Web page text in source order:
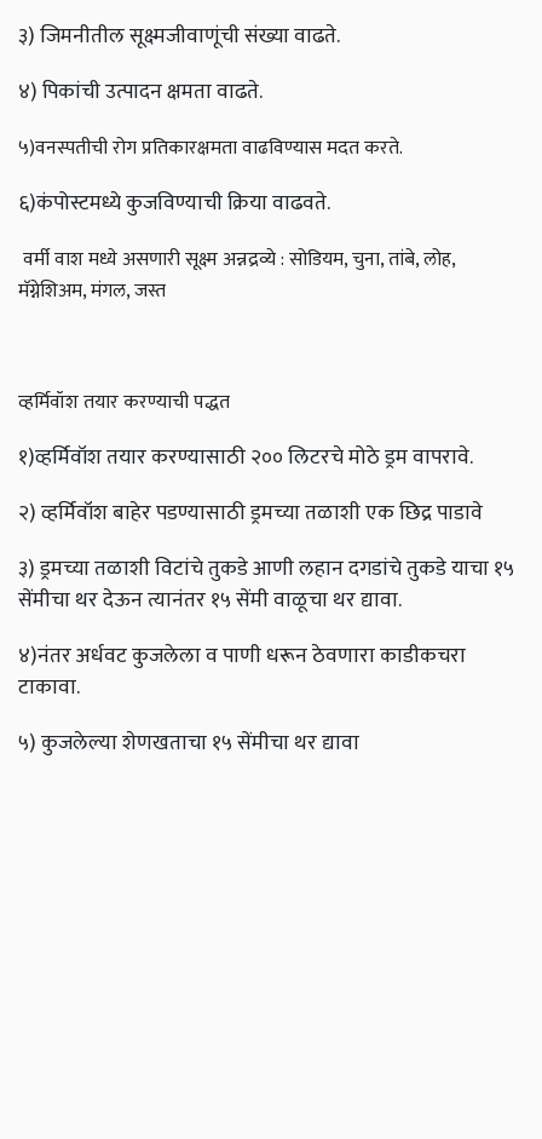
३) जिमनीतील सूक्ष्मजीवाणूंची संख्या वाढते.
४) पिकांची उत्पादन क्षमता वाढते.
५)वनस्पतीची रोग प्रतिकारक्षमता वाढविण्यास मदत करते.
६)कंपोस्टमध्ये कुजविण्याची क्रिया वाढवते.
वर्मी वाश मध्ये असणारी सूक्ष्म अन्नद्रव्ये : सोडियम, चुना, तांबे, लोह,
मॅग्नेशिअम, मंगल, जस्त
व्हर्मिवॉश तयार करण्याची पद्धत
१)व्हर्मिवॉश तयार करण्यासाठी २०० लिटरचे मोठे ड्रम वापरावे.
२) व्हर्मिवॉश बाहेर पडण्यासाठी ड्रमच्या तळाशी एक छिद्र पाडावे
३) ड्रमच्या तळाशी विटांचे तुकडे आणी लहान दगडांचे तुकडे याचा १५
सेंमीचा थर देऊन त्यानंतर १५ सेंमी वाळूचा थर द्यावा.
४)नंतर अर्धवट कुजलेला व पाणी धरून ठेवणारा काडीकचरा
टाकावा.
५) कुजलेल्या शेणखताचा १५ सेंमीचा थर द्यावा